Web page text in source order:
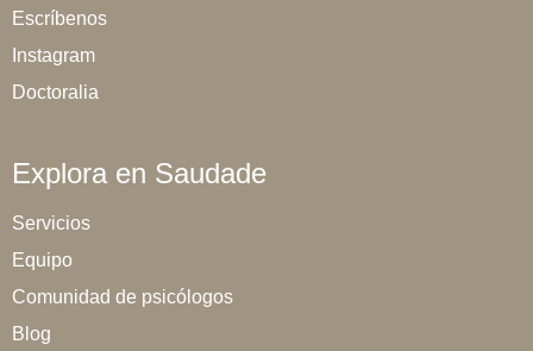
Escríbenos
Instagram
Doctoralia
Explora en Saudade
Servicios
Equipo
Comunidad de psicólogos
Blog